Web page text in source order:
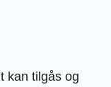
kan tilgås og